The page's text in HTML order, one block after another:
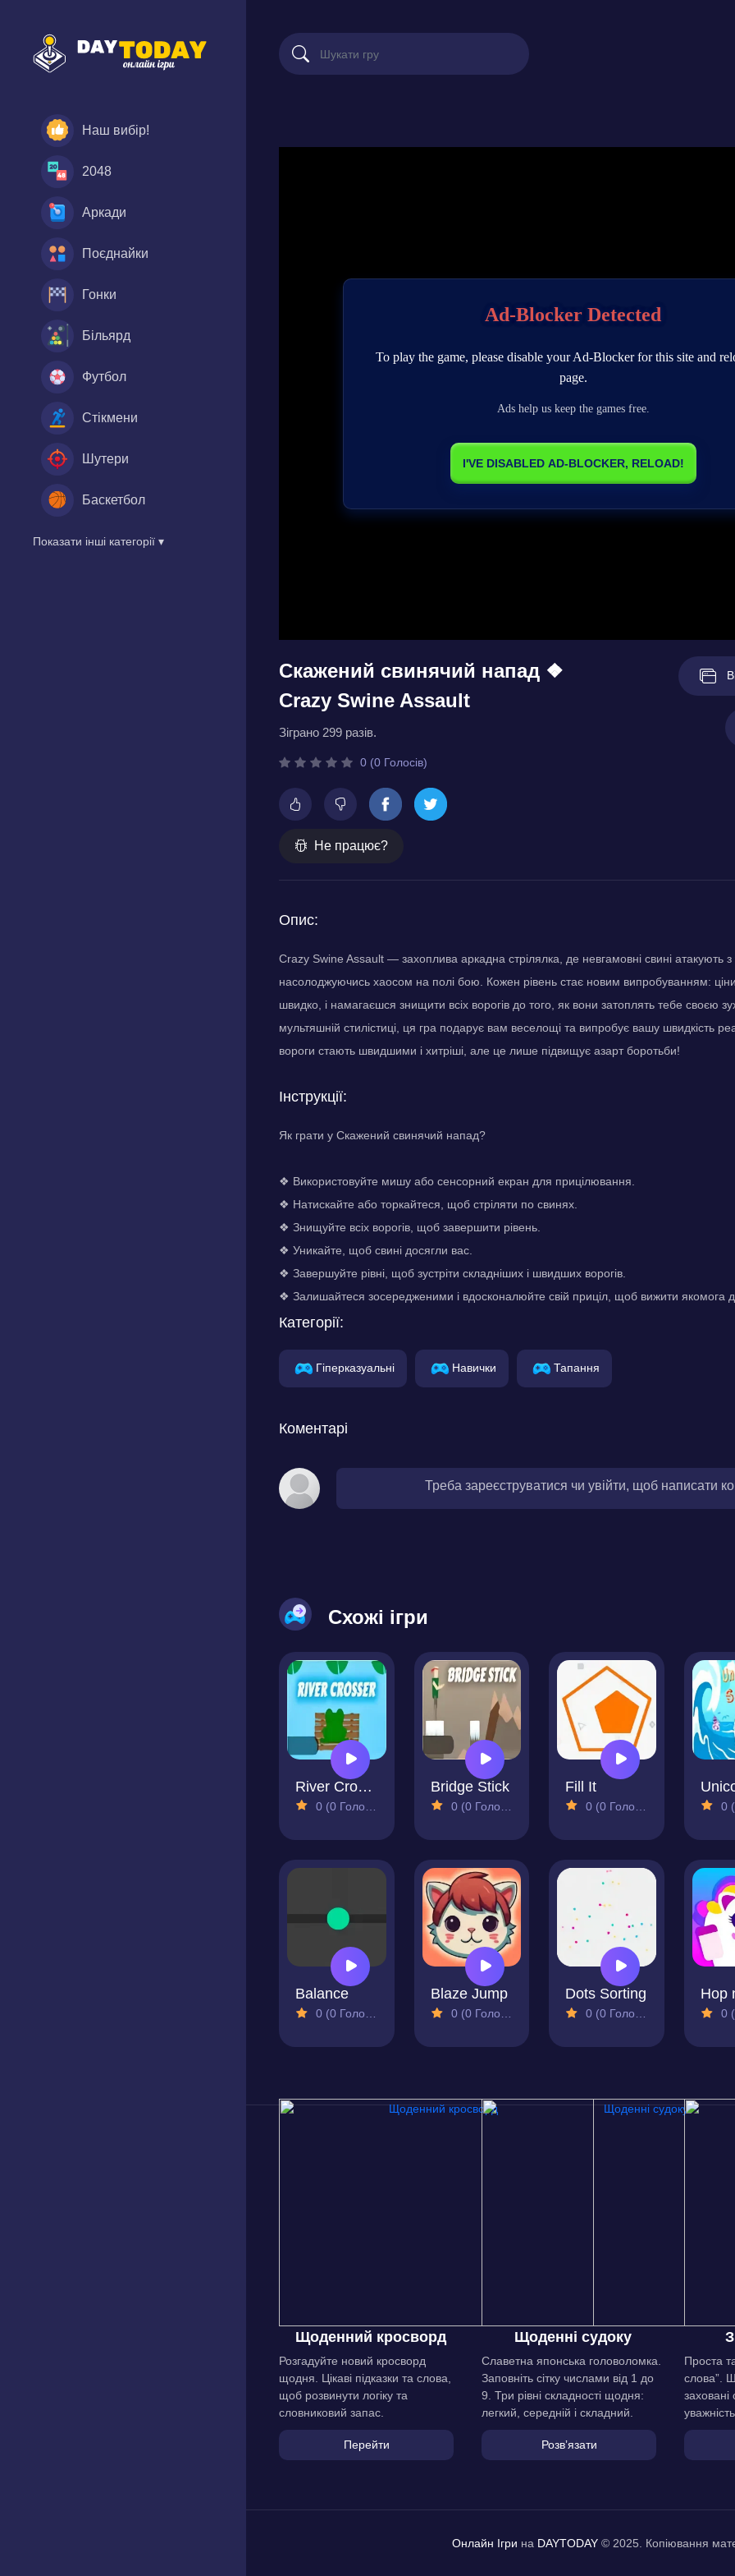
Наш вибір!
2048
Аркади
Поєднайки
Гонки
Більярд
Футбол
Стікмени
Шутери
Баскетбол
Показати інші категорії ▾
Скажений свинячий напад ❖
Crazy Swine Assault
Зіграно 299 разів.
0 (0 Голосів)
Не працює?
Опис:
Crazy Swine Assault — захоплива аркадна стрілялка, де невгамовні свині атакують з
насолоджуючись хаосом на полі бою. Кожен рівень стає новим випробуванням:
швидко, і намагаєшся знищити всіх ворогів до того, як вони затоплять тебе своєю
мультяшній стилістиці, ця гра подарує вам веселощі та випробує вашу швидкість
вороги стають швидшими і хитріші, але це лише підвищує азарт боротьби!
Інструкції:
Як грати у Скажений свинячий напад?
❖ Використовуйте мишу або сенсорний екран для прицілювання.
❖ Натискайте або торкайтеся, щоб стріляти по свинях.
❖ Знищуйте всіх ворогів, щоб завершити рівень.
❖ Уникайте, щоб свині досягли вас.
❖ Завершуйте рівні, щоб зустріти складніших і швидших ворогів.
❖ Залишайтеся зосередженими і вдосконалюйте свій приціл, щоб вижити якомога
Категорії:
Гіперказуальні Навички Тапання
Коментарі
Треба зареєструватися чи увійти, щоб написати
Схожі ігри
River Crosser
0 (0 Голосів)
Bridge Stick
0 (0 Голосів)
Fill It
0 (0 Голосів) 0
Balance
0 (0 Голосів)
Blaze Jump
0 (0 Голосів)
Dots Sorting
0 (0 Голосів) 0
Щоденний кросворд
Розгадуйте новий кросворд
щодня. Цікаві підказки та слова,
щоб розвинути логіку та
словниковий запас.
Перейти
Щоденні судоку
Славетна японська головоломка.
Заповніть сітку числами від 1 до
9. Три рівні складності щодня:
легкий, середній і складний.
Розвʼязати
Проста
слова”.
заховані
Онлайн Ігри на DAYTODAY © 2025. Копіювання